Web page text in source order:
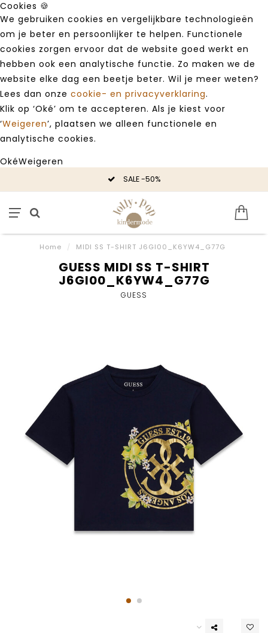
Cookies 🍪
We gebruiken cookies en vergelijkbare technologieën
om je beter en persoonlijker te helpen. Functionele
cookies zorgen ervoor dat de website goed werkt en
hebben ook een analytische functie. Zo maken we de
website elke dag een beetje beter. Wil je meer weten?
Lees dan onze cookie- en privacyverklaring.
Klik op ‘Oké’ om te accepteren. Als je kiest voor
‘Weigeren’, plaatsen we alleen functionele en
analytische cookies.
OkéWeigeren
SALE -50%
Home / MIDI SS T-SHIRT J6GI00_K6YW4_G77G
GUESS MIDI SS T-SHIRT
J6GI00_K6YW4_G77G
GUESS